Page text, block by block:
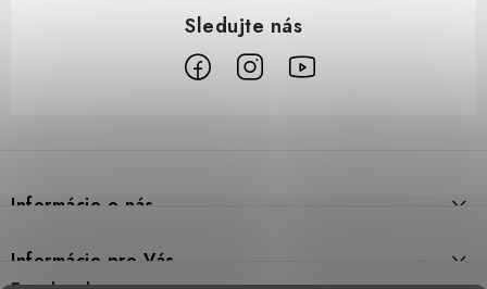
p
i
Informácie o nás
Prečo DUAL BP
Informácie pre Vás